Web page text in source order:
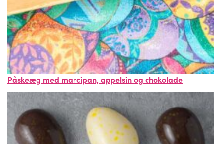
Påskeæg med marcipan, appelsin og chokolade